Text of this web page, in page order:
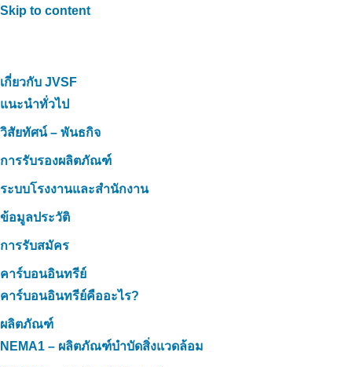
Skip to content
เกี่ยวกับ JVSF
แนะนำทั่วไป
วิสัยทัศน์ – พันธกิจ
การรับรองผลิตภัณฑ์
ระบบโรงงานและสำนักงาน
ข้อมูลประวัติ
การรับสมัคร
คาร์บอนอินทรีย์
คาร์บอนอินทรีย์คืออะไร?
ผลิตภัณฑ์
NEMA1 – ผลิตภัณฑ์บำบัดสิ่งแวดล้อม